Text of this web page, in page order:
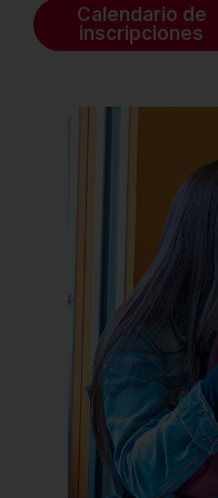
Calendario de
inscripciones